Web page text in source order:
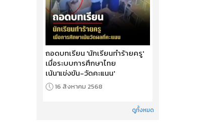
ถอดบทเรียน 'นักเรียนทำร้ายครู'
เมื่อระบบการศึกษาไทย
เน้น'แข่งขัน-วัดคะแนน'
16 สิงหาคม 2568
ดูทั้งหมด